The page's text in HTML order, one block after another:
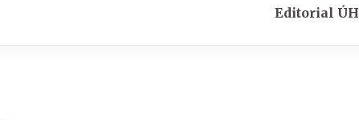
Editorial ÚH